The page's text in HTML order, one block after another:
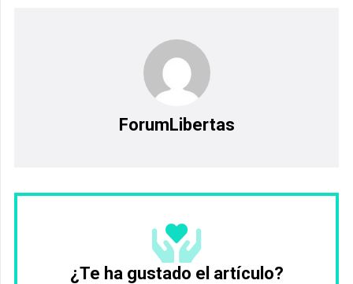
ForumLibertas
¿Te ha gustado el artículo?